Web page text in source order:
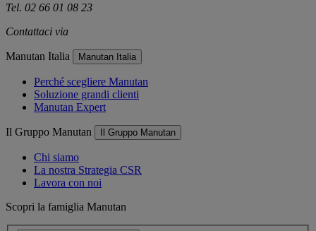
Tel. 02 66 01 08 23
Contattaci via
Manutan Italia Manutan Italia
Perché scegliere Manutan
Soluzione grandi clienti
Manutan Expert
Il Gruppo Manutan Il Gruppo Manutan
Chi siamo
La nostra Strategia CSR
Lavora con noi
Scopri la famiglia Manutan